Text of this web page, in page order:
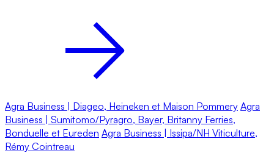
Agra Business | Diageo, Heineken et Maison Pommery Agra
Business | Sumitomo/Pyragro, Bayer, Britanny Ferries,
Bonduelle et Eureden Agra Business | Issipa/NH Viticulture,
Rémy Cointreau